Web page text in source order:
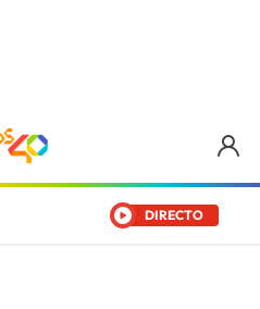
DIRECTO